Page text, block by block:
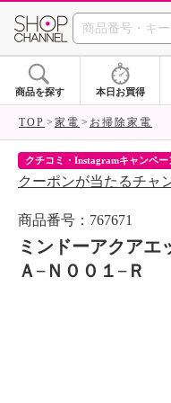
商品を探す 本日お買得
TOP 家電 お掃除家電
クチコミ・Instagramキャンペー
クーポンが当たるチャ
商品番号：767671
ミンドーアクアエ
Ａ−Ｎ００１−Ｒ